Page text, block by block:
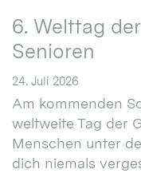
6. Welttag
Senioren
24. Juli 2026
Am kommenden
weltweite Tag der
Menschen unter
dich niemals